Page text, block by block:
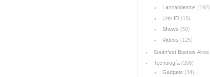
Lanzamientos (192)
Link ID (16)
Shows (50)
Videos (125)
Southfest Buenos Aires
Tecnología (208)
Gadgets (34)